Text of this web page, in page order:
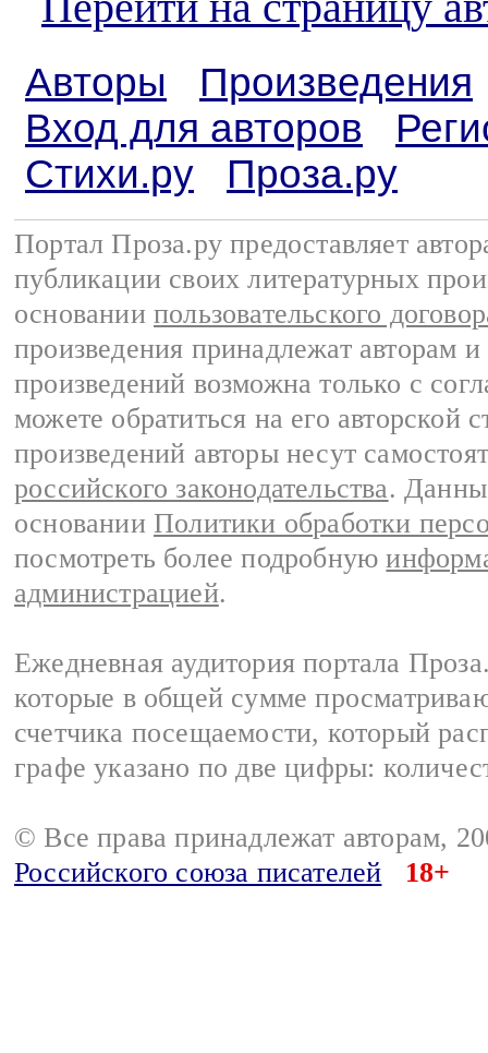
Авторы
Произведения
Вход для авторов
Стихи.ру
Проза.ру
Портал Проза.ру предоставляет
публикации своих литературных
основании пользовательского
произведения принадлежат авторам
произведений возможна только с
можете обратиться на его авторской
произведений авторы несут
российского законодательства.
основании Политики обработки
посмотреть более подробную
администрацией.
Ежедневная аудитория портала
которые в общей сумме
счетчика посещаемости, который
графе указано по две цифры:
© Все права принадлежат авторам,
Российского союза писателей
18+